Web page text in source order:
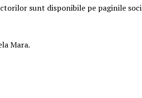
sunt disponibile pe paginile
Mara.